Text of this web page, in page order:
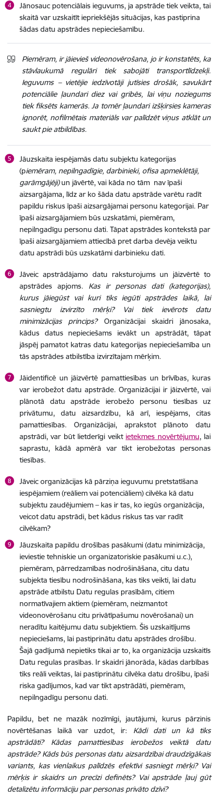
Jānosauc potenciālais ieguvums, ja apstrāde tiek veikta, tai
skaitā var uzskaitīt iepriekšējās situācijas, kas pastiprina
šādas datu apstrādes nepieciešamību.
Piemēram, ir jāievieš videonovērošana, jo ir konstatēts, ka
stāvlaukumā regulāri tiek sabojāti transportlīdzekļi.
Ieguvums – vietējie iedzīvotāji jutīsies drošāk, savukārt
potenciālie ļaundari diez vai gribēs, lai viņu noziegums
tiek fiksēts kamerās. Ja tomēr ļaundari izšķirsies kameras
ignorēt, nofilmētais materiāls var palīdzēt viņus atklāt un
saukt pie atbildības.
Jāuzskaita iespējamās datu subjektu kategorijas
(piemēram, nepilngadīgie, darbinieki, ofisa apmeklētāji,
garāmgājēji)un jāvērtē, vai kāda no tām nav īpaši
aizsargājama, līdz ar ko šāda datu apstrāde varētu radīt
papildu riskus īpaši aizsargājamai personu kategorijai. Par
īpaši aizsargājamiem būs uzskatāmi, piemēram,
nepilngadīgu personu dati. Tāpat apstrādes kontekstā par
īpaši aizsargājamiem attiecībā pret darba devēja veiktu
datu apstrādi būs uzskatāmi darbinieku dati.
Jāveic apstrādājamo datu raksturojums un jāizvērtē to
apstrādes apjoms. Kas ir personas dati (kategorijas),
kurus jāiegūst vai kuri tiks iegūti apstrādes laikā, lai
sasniegtu izvirzīto mērķi? Vai tiek ievērots datu
minimizācijas princips? Organizācijai skaidri jānosaka,
kādus datus nepieciešams ievākt un apstrādāt, tāpat
jāspēj pamatot katras datu kategorijas nepieciešamība un
tās apstrādes atbilstība izvirzītajam mērķim.
Jāidentificē un jāizvērtē pamattiesības un brīvības, kuras
var ierobežot datu apstrāde. Organizācijai ir jāizvērtē, vai
plānotā datu apstrāde ierobežo personu tiesības uz
privātumu, datu aizsardzību, kā arī, iespējams, citas
pamattiesības. Organizācijai, aprakstot plānoto datu
apstrādi, var būt lietderīgi veikt ietekmes novērtējumu, lai
saprastu, kādā apmērā var tikt ierobežotas personas
tiesības.
Jāveic organizācijas kā pārziņa ieguvumu pretstatīšana
iespējamiem (reāliem vai potenciāliem) cilvēka kā datu
subjektu zaudējumiem – kas ir tas, ko iegūs organizācija,
veicot datu apstrādi, bet kādus riskus tas var radīt
cilvēkam?
Jāuzskaita papildu drošības pasākumi (datu minimizācija,
ieviestie tehniskie un organizatoriskie pasākumi u.c.),
piemēram, pārredzamības nodrošināšana, citu datu
subjekta tiesību nodrošināšana, kas tiks veikti, lai datu
apstrāde atbilstu Datu regulas prasībām, citiem
normatīvajiem aktiem (piemēram, neizmantot
videonovērošanu citu privātīpašumu novērošanai) un
neradītu kaitējumu datu subjektiem. Šis uzskaitījums
nepieciešams, lai pastiprinātu datu apstrādes drošību.
Šajā gadījumā nepietiks tikai ar to, ka organizācija uzskaitīs
Datu regulas prasības. Ir skaidri jānorāda, kādas darbības
tiks reāli veiktas, lai pastiprinātu cilvēka datu drošību, īpaši
riska gadījumos, kad var tikt apstrādāti, piemēram,
nepilngadīgu personu dati.
Papildu, bet ne mazāk nozīmīgi, jautājumi, kurus pārzinis
novērtēšanas laikā var uzdot, ir: Kādi dati un kā tiks
apstrādāti?
Kādas pamattiesības ierobežos veiktā datu
apstrāde? Kāds būs personas datu aizsardzībai draudzīgākais
variants, kas vienlaikus palīdzēs efektīvi sasniegt mērķi? Vai
mērķis ir skaidrs un precīzi definēts? Vai apstrāde ļauj gūt
detalizētu informāciju par personas privāto dzīvi?